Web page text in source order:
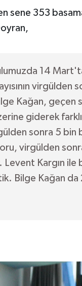
sene 353
14
virgülden
Kağan, geçen
giderek
sonra 5 bin
virgülden
Levent Kargın
Bilge Kağan